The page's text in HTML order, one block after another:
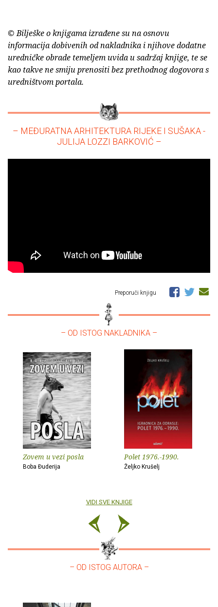
© Bilješke o knjigama izrađene su na osnovu
informacija dobivenih od nakladnika i njihove dodatne
uredničke obrade temeljem uvida u sadržaj knjige, te se
kao takve ne smiju prenositi bez prethodnog dogovora s
uredništvom portala.
– MEĐURATNA ARHITEKTURA RIJEKE I SUŠAKA -
JULIJA LOZZI BARKOVIĆ –
Preporuči knjigu
– OD ISTOG NAKLADNIKA –
Zovem u vezi posla
Boba Đuderija
Polet 1976.-1990.
Željko Krušelj
VIDI SVE KNJIGE
– OD ISTOG AUTORA –